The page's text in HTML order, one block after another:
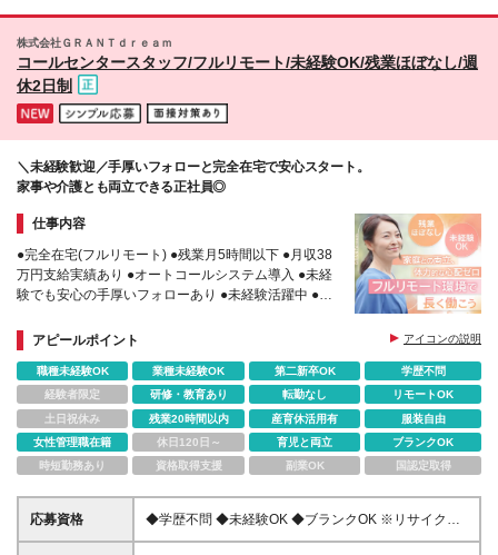
の範囲)上記を除く当社関連勤務地
・1年後、驚くほど成長した大好きな自分に出会える
これが同社のカルチャーだ。
株式会社ＧＲＡＮＴｄｒｅａｍ
コールセンタースタッフ/フルリモート/未経験OK/残業ほぼなし/週
休2日制
＼未経験歓迎／手厚いフォローと完全在宅で安心スタート。
家事や介護とも両立できる正社員◎
仕事内容
●完全在宅(フルリモート) ●残業月5時間以下 ●月収38
万円支給実績あり ●オートコールシステム導入 ●未経
験でも安心の手厚いフォローあり ●未経験活躍中 ●仕
アピールポイント
アイコンの説明
職種未経験OK 業種未経験OK 第二新卒OK
学歴不問
経験者限定
研修・教育あり 転勤なし
リモートOK
土日祝休み
残業20時間以内 産育休活用有
服装自由
女性管理職在籍
休日120日～ 育児と両立
ブランクOK
時短勤務あり
資格取得支援 副業OK 国認定取得
応募資格
◆学歴不問 ◆未経験OK ◆ブランクOK ※リサイクル
経験者は優遇